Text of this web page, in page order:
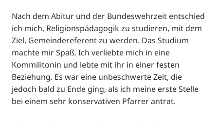
Nach dem Abitur und der Bundeswehrzeit entschied
ich mich, Religionspädagogik zu studieren, mit dem
Ziel, Gemeindereferent zu werden. Das Studium
machte mir Spaß. Ich verliebte mich in eine
Kommilitonin und lebte mit ihr in einer festen
Beziehung. Es war eine unbeschwerte Zeit, die
jedoch bald zu Ende ging, als ich meine erste Stelle
bei einem sehr konservativen Pfarrer antrat.